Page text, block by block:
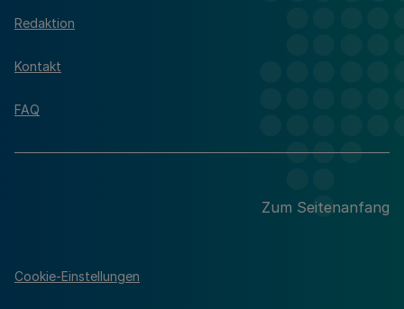
Redaktion
Kontakt
FAQ
Zum Seitenanfang
Cookie-Einstellungen